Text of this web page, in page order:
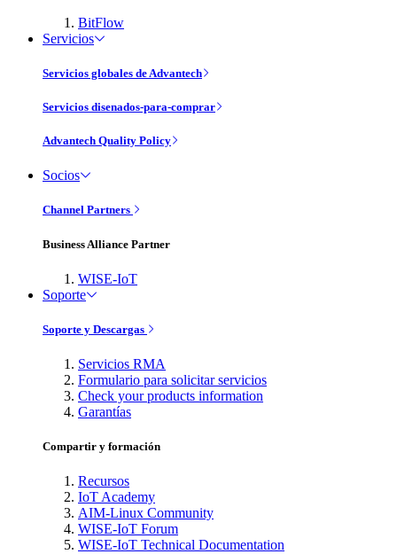
BitFlow
Servicios
Servicios globales de Advantech
Servicios disenados-para-comprar
Advantech Quality Policy
Socios
Channel Partners
Business Alliance Partner
WISE-IoT
Soporte
Soporte y Descargas
Servicios RMA
Formulario para solicitar servicios
Check your products information
Garantías
Compartir y formación
Recursos
IoT Academy
AIM-Linux Community
WISE-IoT Forum
WISE-IoT Technical Documentation